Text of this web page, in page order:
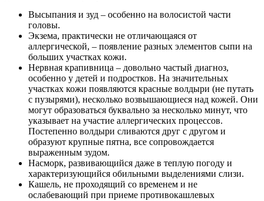
Высыпания и зуд – особенно на волосистой части
головы.
Экзема, практически не отличающаяся от
аллергической, – появление разных элементов сыпи на
больших участках кожи.
Нервная крапивница – довольно частый диагноз,
особенно у детей и подростков. На значительных
участках кожи появляются красные волдыри (не путать
с пузырями), несколько возвышающиеся над кожей. Они
могут образоваться буквально за несколько минут, что
указывает на участие аллергических процессов.
Постепенно волдыри сливаются друг с другом и
образуют крупные пятна, все сопровождается
выраженным зудом.
Насморк, развивающийся даже в теплую погоду и
характеризующийся обильными выделениями слизи.
Кашель, не проходящий со временем и не
ослабевающий при приеме противокашлевых